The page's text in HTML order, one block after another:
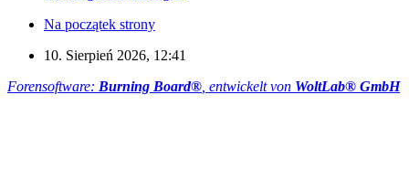
Na początek strony
10. Sierpień 2026, 12:41
Forensoftware: Burning Board® , entwickelt von WoltLab® GmbH